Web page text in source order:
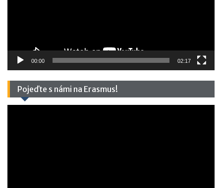
00:00 02:17
Pojeďte s námi na Erasmus!